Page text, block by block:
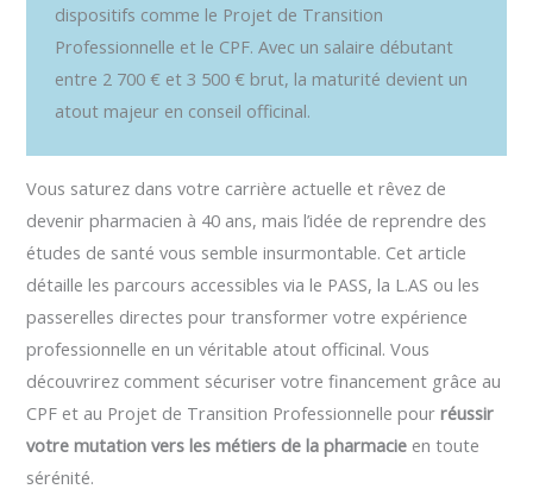
dispositifs comme le Projet de Transition
Professionnelle et le CPF. Avec un salaire débutant
entre 2 700 € et 3 500 € brut, la maturité devient un
atout majeur en conseil officinal.
Vous saturez dans votre carrière actuelle et rêvez de
devenir pharmacien à 40 ans, mais l’idée de reprendre des
études de santé vous semble insurmontable. Cet article
détaille les parcours accessibles via le PASS, la L.AS ou les
passerelles directes pour transformer votre expérience
professionnelle en un véritable atout officinal. Vous
découvrirez comment sécuriser votre financement grâce au
CPF et au Projet de Transition Professionnelle pourréussir
votre mutation vers les métiers de la pharmacie en toute
sérénité.